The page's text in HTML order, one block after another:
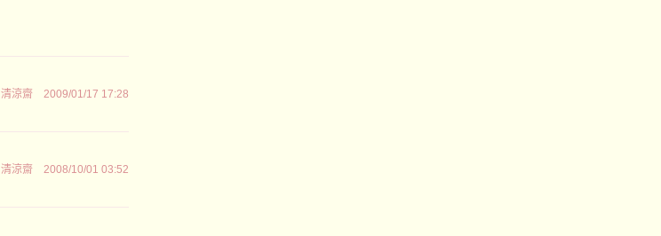
清涼齋 2009/01/17 17:28
清涼齋 2008/10/01 03:52